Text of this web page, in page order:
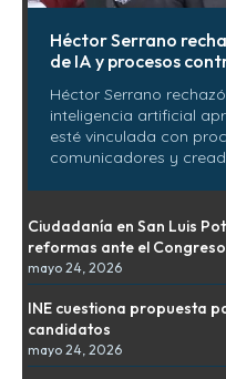
Héctor Serrano
de IA y procesos
Héctor Serrano
inteligencia artificial
esté vinculada con
comunicadores y
Ciudadanía en San Luis
reformas ante el Congreso
mayo 24, 2026
INE cuestiona propuesta
candidatos
mayo 24, 2026